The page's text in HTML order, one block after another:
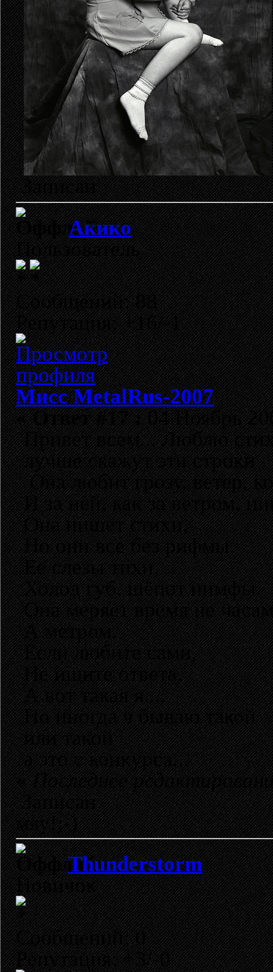
Записан
Акико
Пользователь
Сообщений: 88
Репутация: +16/-1
Мисс MetalRus-2007
«Ответ #17 :04 Ноябрь
Привет всем... Люблю
лучше скажут эти строки
Она любит грозу, ветер,
И за ней, как за ветром,
Она пишет стихи,
Но они все без рифмы.
Ее слезы тихи.
Холод губ, шёпот нимфы.
Она меряет время не
А метром.
Если любите сами,
Не ищите ответа.
А вот такая я....
Но иногда я бываю такой
или такой
а это с конкурса...
«Последнее
Записан
мяу!;-)
Thunderstorm
Новичок
Сообщений: 0
Репутация: +3/-0